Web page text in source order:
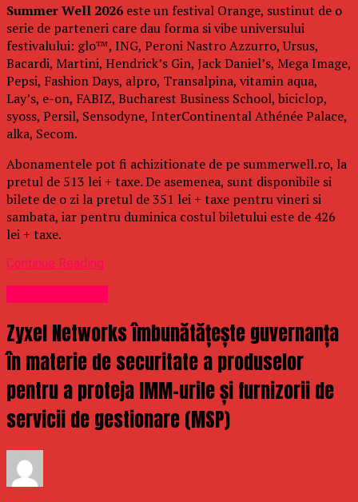
Summer Well 2026 este un festival Orange, sustinut de o
serie de parteneri care dau forma si vibe universului
festivalului: glo™, ING, Peroni Nastro Azzurro, Ursus,
Bacardi, Martini, Hendrick’s Gin, Jack Daniel’s, Mega Image,
Pepsi, Fashion Days, alpro, Transalpina, vitamin aqua,
Lay’s, e-on, FABIZ, Bucharest Business School, biciclop,
syoss, Persil, Sensodyne, InterContinental Athénée Palace,
alka, Secom.
Abonamentele pot fi achizitionate de pe summerwell.ro, la
pretul de 513 lei + taxe. De asemenea, sunt disponibile si
bilete de o zi la pretul de 351 lei + taxe pentru vineri si
sambata, iar pentru duminica costul biletului este de 426
lei + taxe.
Continue Reading
Zyxel Networks îmbunătățește guvernanța
în materie de securitate a produselor
pentru a proteja IMM-urile și furnizorii de
servicii de gestionare (MSP)